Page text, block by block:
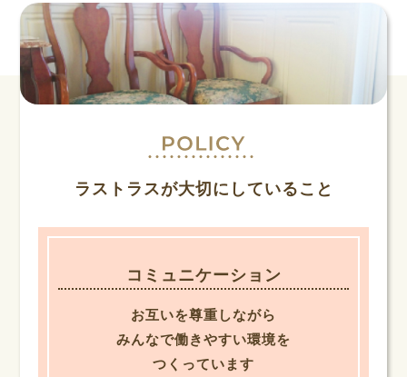
ラストラスが大切にしていること
コミュニケーション
お互いを尊重しながら
みんなで働きやすい環境を
つくっています